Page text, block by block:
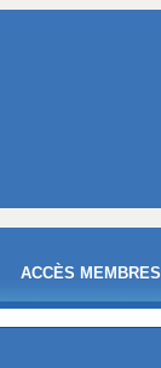
ACCÈS MEMBRES